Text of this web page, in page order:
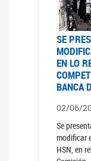
SE
EN LO
BANCA
02/06/
Se
modificar
HSN, en